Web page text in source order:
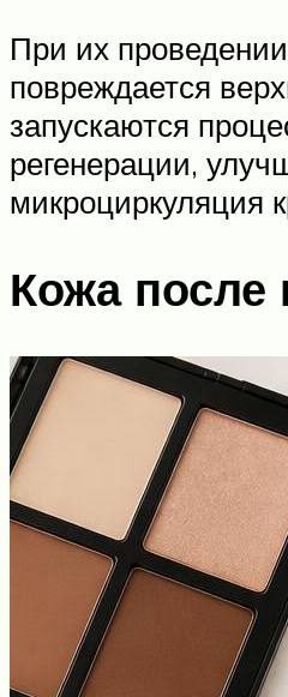
При их
повреждается
запускаются
регенерации,
микроциркуляция
Кожа после